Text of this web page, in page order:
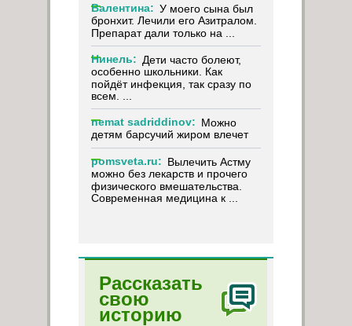
Валентина: У моего сына был
бронхит. Лечили его Азитралом.
Препарат дали только на ...
Нинель: Дети часто болеют,
особенно школьники. Как
пойдёт инфекция, так сразу по
всем. ...
nemat sadriddinov: Можно
детям барсучий жиром влечет
pomsveta.ru: Вылечить Астму
можно без лекарств и прочего
физического вмешательства.
Современная медицина к ...
Рассказать
свою
историю